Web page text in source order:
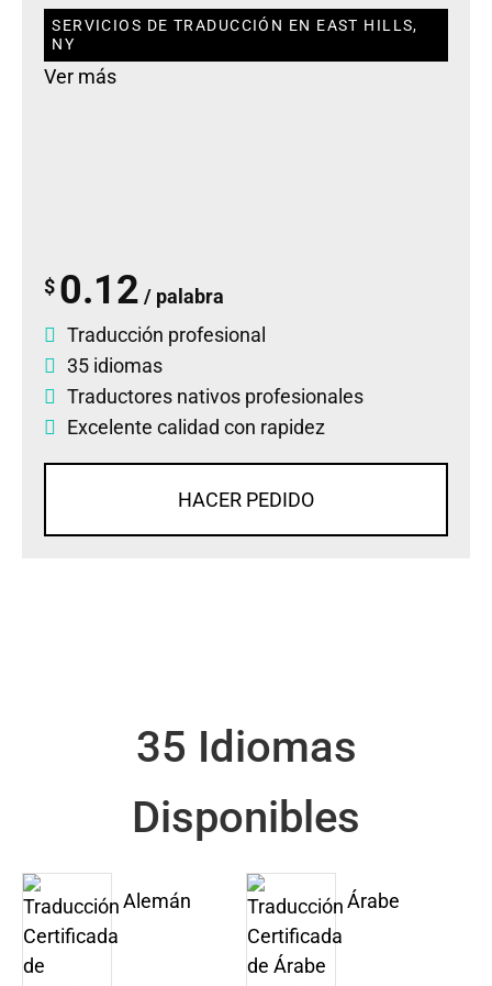
SERVICIOS DE TRADUCCIÓN EN EAST HILLS,
NY
Ver más
$ 0.12 / palabra
Traducción profesional
35 idiomas
Traductores nativos profesionales
Excelente calidad con rapidez
HACER PEDIDO
35 Idiomas
Disponibles
Alemán Árabe